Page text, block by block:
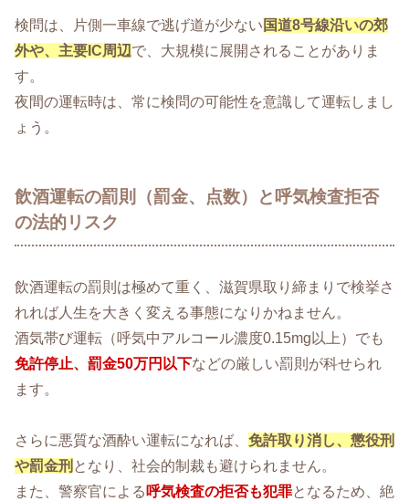
検問は、片側一車線で逃げ道が少ない 国道8号線沿いの郊
外や、主要IC周辺 で、大規模に展開されることがありま
す。
夜間の運転時は、常に検問の可能性を意識して運転しまし
ょう。
飲酒運転の罰則（罰金、点数）と呼気検査拒否
の法的リスク
飲酒運転の罰則は極めて重く、滋賀県取り締まりで検挙さ
れれば人生を大きく変える事態になりかねません。
酒気帯び運転（呼気中アルコール濃度0.15mg以上）でも
免許停止、罰金50万円以下などの厳しい罰則が科せられ
ます。
さらに悪質な酒酔い運転になれば、 免許取り消し、懲役刑
や罰金刑 となり、社会的制裁も避けられません。
また、警察官による呼気検査の拒否も犯罪となるため、絶